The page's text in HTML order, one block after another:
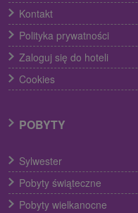
Kontakt
Polityka prywatności
Zaloguj się do hoteli
Cookies
POBYTY
Sylwester
Pobyty świąteczne
Pobyty wielkanocne